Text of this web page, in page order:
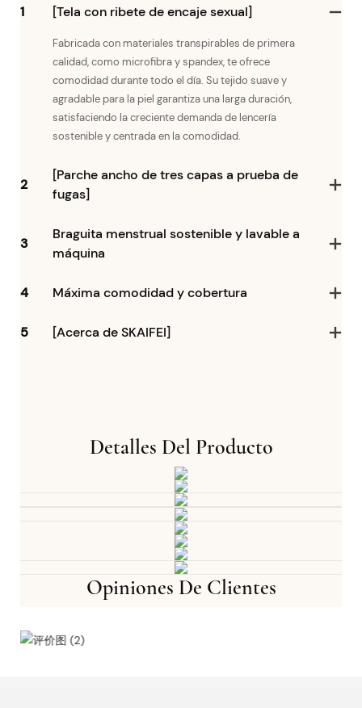
1 [Tela con ribete de encaje sexual]
Fabricada con materiales transpirables de primera
calidad, como microfibra y spandex, te ofrece
comodidad durante todo el día. Su tejido suave y
agradable para la piel garantiza una larga duración,
satisfaciendo la creciente demanda de lencería
sostenible y centrada en la comodidad.
2
[Parche ancho de tres capas a prueba de
fugas]
3
Braguita menstrual sostenible y lavable a
máquina
4 Máxima comodidad y cobertura
5 [Acerca de SKAIFEI]
Detalles Del Producto
Opiniones De Clientes